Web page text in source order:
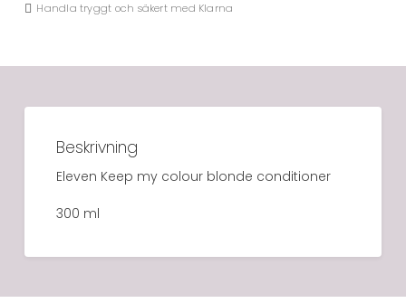
Handla tryggt och säkert med Klarna
Beskrivning
Eleven Keep my colour blonde conditioner
300 ml